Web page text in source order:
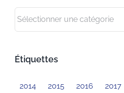
Catégories
Étiquettes
2014 2015 2016 2017